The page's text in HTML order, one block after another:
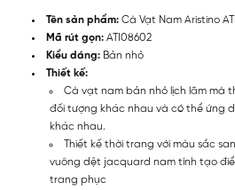
Tên sản phẩm: Cà Vạt Nam Aristino
Mã rút gọn: ATI08602
Kiểu dáng: Bản nhỏ
Thiết kế:
Cà vạt nam bản nhỏ lịch lãm mà
đối tượng khác nhau và có thể ứng
khác nhau.
Thiết kế thời trang với màu sắc
vuông dệt jacquard nam tính tạo
trang phục